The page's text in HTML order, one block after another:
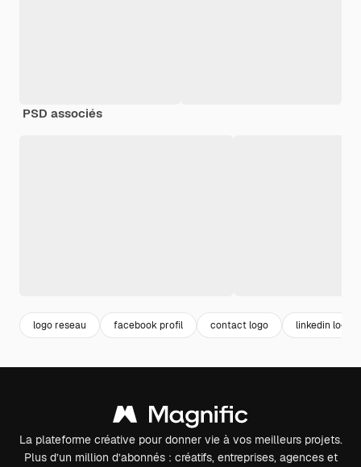
PSD associés
logo reseau facebook profil contact logo linkedin logo
La plateforme créative pour donner vie à vos meilleurs projets.
Plus d’un million d’abonnés : créatifs, entreprises, agences et